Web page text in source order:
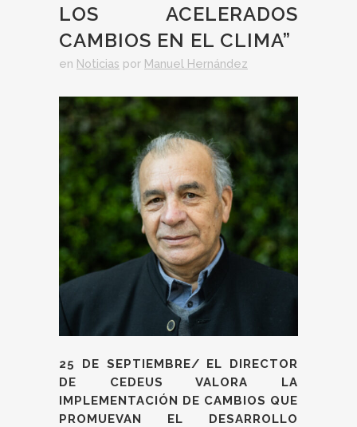
LOS ACELERADOS
CAMBIOS EN EL CLIMA”
en Noticias por Manuel Hernández
25 DE SEPTIEMBRE/ EL DIRECTOR
DE CEDEUS VALORA LA
IMPLEMENTACIÓN DE CAMBIOS QUE
PROMUEVAN EL DESARROLLO